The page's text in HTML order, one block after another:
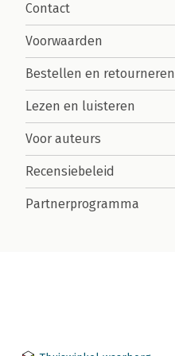
Contact
Voorwaarden
Bestellen en retourneren
Lezen en luisteren
Voor auteurs
Recensiebeleid
Partnerprogramma